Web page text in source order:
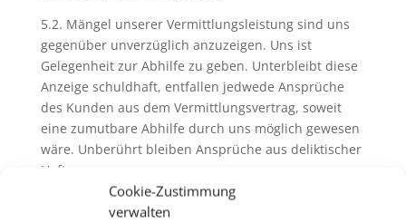
Cookie-Zustimmung
verwalten
5.2. Mängel unserer Vermittlungsleistung sind uns
gegenüber unverzüglich anzuzeigen. Uns ist
Gelegenheit zur Abhilfe zu geben. Unterbleibt diese
Anzeige schuldhaft, entfallen jedwede Ansprüche
des Kunden aus dem Vermittlungsvertrag, soweit
eine zumutbare Abhilfe durch uns möglich gewesen
wäre. Unberührt bleiben Ansprüche aus deliktischer
Haftung.